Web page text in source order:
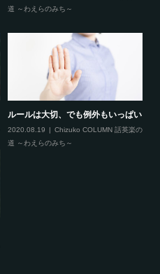
道 ～わえらのみち～
ルールは大切、でも例外もいっぱい
2020.08.19
Chizuko COLUMN 話英楽の
道 ～わえらのみち～